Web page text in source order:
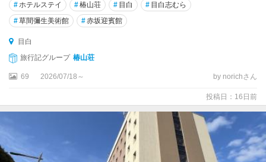
が
丘
二
子
川
お
新
#ホテルステイ #椿山荘 # 目白 # 目白志むら
#草間彌生美術館 #赤坂迎賓館
目白
旅行記グループ 椿山荘
69 2026/07/18～ by norichさん
投稿日：16日前